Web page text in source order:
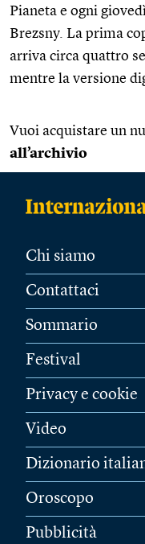
Pianeta e ogni
Brezsny. La prima
arriva circa quattro
mentre la versione
Vuoi acquistare un
all’archivio
Chi siamo
Contattaci
Sommario
Festival
Privacy e cookie
Video
Dizionario
Oroscopo
Pubblicità